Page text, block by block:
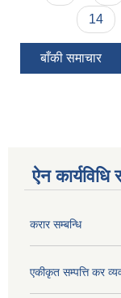
14
बाँकी समाचार
ऐन कार्यविधि
करार सम्बन्धि
एकीकृत सम्पत्ति कर